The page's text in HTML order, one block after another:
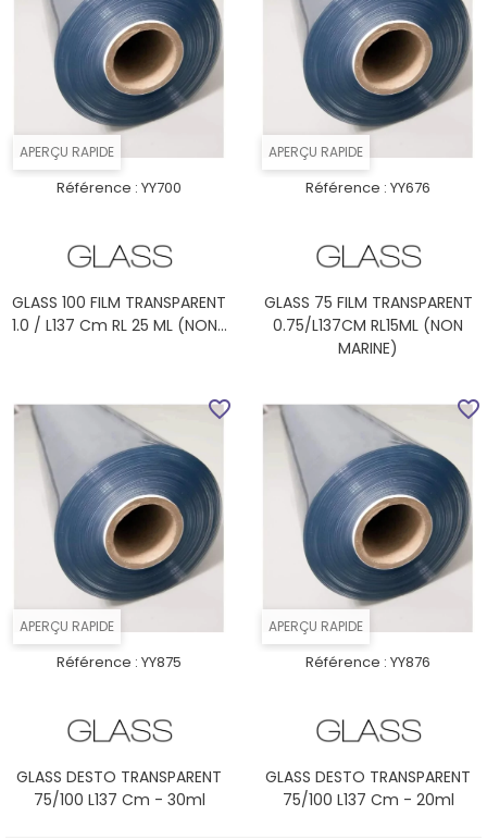
APERÇU RAPIDE
Référence : YY700
GLASS 100 FILM TRANSPARENT
1.0 / L137 Cm RL 25 ML (NON...
APERÇU RAPIDE
Référence : YY676
GLASS 75 FILM TRANSPARENT
0.75/L137CM RL15ML (NON
MARINE)
APERÇU RAPIDE
Référence : YY875
GLASS DESTO TRANSPARENT
75/100 L137 Cm - 30ml
favorite_border
APERÇU RAPIDE
Référence : YY876
GLASS DESTO TRANSPARENT
75/100 L137 Cm - 20ml
favorite_border